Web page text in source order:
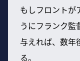
もしフロントが
うにフランク監
与えれば、数年
る。